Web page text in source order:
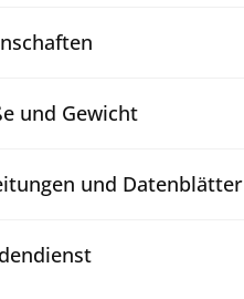
und Gewicht
und Datenblätter